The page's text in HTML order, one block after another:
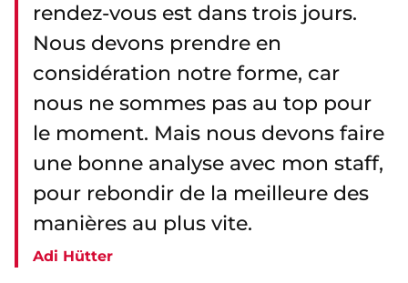
rendez-vous est dans trois jours.
Nous devons prendre en
considération notre forme, car
nous ne sommes pas au top pour
le moment. Mais nous devons faire
une bonne analyse avec mon staff,
pour rebondir de la meilleure des
manières au plus vite.
Adi Hütter